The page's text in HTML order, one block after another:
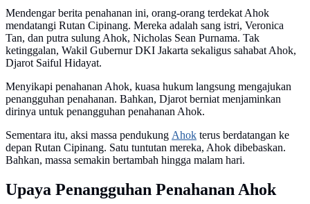
Mendengar berita penahanan ini, orang-orang terdekat Ahok
mendatangi Rutan Cipinang. Mereka adalah sang istri, Veronica
Tan, dan putra sulung Ahok, Nicholas Sean Purnama. Tak
ketinggalan, Wakil Gubernur DKI Jakarta sekaligus sahabat Ahok,
Djarot Saiful Hidayat.
Menyikapi penahanan Ahok, kuasa hukum langsung mengajukan
penangguhan penahanan. Bahkan, Djarot berniat menjaminkan
dirinya untuk penangguhan penahanan Ahok.
Sementara itu, aksi massa pendukung Ahok terus berdatangan ke
depan Rutan Cipinang. Satu tuntutan mereka, Ahok dibebaskan.
Bahkan, massa semakin bertambah hingga malam hari.
Upaya Penangguhan Penahanan Ahok